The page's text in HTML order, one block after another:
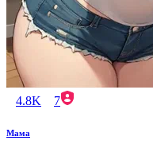
4.8K 7
Мама